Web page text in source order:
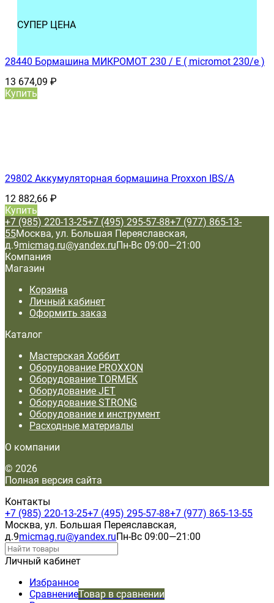
СУПЕР ЦЕНА
28440 Бормашина МИКРОМОТ 230 / E ( micromot 230/e )
13 674,09 ₽
Купить
29802 Аккумуляторная бормашина Proxxon IBS/A
12 882,66 ₽
Купить
+7 (985) 220-13-25+7 (495) 295-57-88+7 (977) 865-13-
55Москва, ул. Большая Переяславская,
д.9micmag.ru@yandex.ruПн-Вс 09:00—21:00
Компания
Магазин
Корзина
Личный кабинет
Оформить заказ
Каталог
Мастерская Хоббит
Оборудование PROXXON
Оборудование TORMEK
Оборудование JET
Оборудование STRONG
Оборудование и инструмент
Расходные материалы
О компании
© 2026
Полная версия сайта
Контакты
+7 (985) 220-13-25+7 (495) 295-57-88+7 (977) 865-13-55
Москва, ул. Большая Переяславская,
д.9micmag.ru@yandex.ruПн-Вс 09:00—21:00
Личный кабинет
Избранное
СравнениеТовар в сравнении